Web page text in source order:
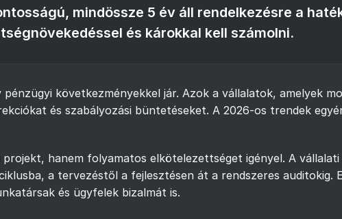
mindössze 5 év áll rendelkezésre a
és károkkal kell számolni.
következményekkel jár. Azok a vállalatok, amelyek
és szabályozási büntetéseket. A 2026-os trendek
hanem folyamatos elkötelezettséget igényel. A
a tervezéstől a fejlesztésen át a rendszeres auditokig.
és ügyfelek bizalmát is.